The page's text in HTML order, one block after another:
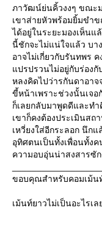
ภาวัฒน์ย่นคิ้วงงๆ ขณะม
เขาส่ายหัวพร้อมยิ้มขำ
ได้อยู่ในระยะมองเห็นแ
นี้ชักจะไม่แน่ใจแล้ว บา
อาจไม่เกี่ยวกับรันทพร
แปรปรวนไม่อยู่กับร่องกั
หลงคิดไปว่ารกันดาอาจ
ขี้หน้าเพราะช่วงนั้นเจอ
ก็เลยกลับมาพูดดีและท
เขาก็คงต้องประเมินสถ
เหวี่ยงใส่อีกระลอก นึก
อุทิศตนเป็นทั้งเพื่อนทั้ง
ความอบอุ่นน่าสงสารซั
ขอบคุณสำหรับคอมเม้น
เม้นท์ยาวไม่เป็นอะไร